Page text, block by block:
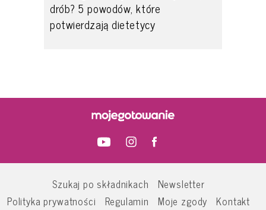
drób? 5 powodów, które
potwierdzają dietetycy
Szukaj po składnikach
Newsletter
Polityka prywatności
Regulamin Moje zgody Kontakt